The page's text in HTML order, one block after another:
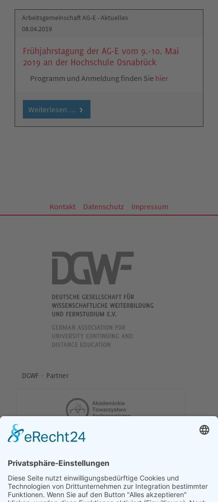
Arbeitsgemeinschaft AG-E - Aktuelles
08.04.2019
Frühjahrstagung der AG-E vom 9.-10. Mai
2019 an der Hochschule Osnabrück
Programm und Anmeldung finden Sie hier
Weiterlesen …
Kontakt Datenschutz Impressum
DGWF - Partner